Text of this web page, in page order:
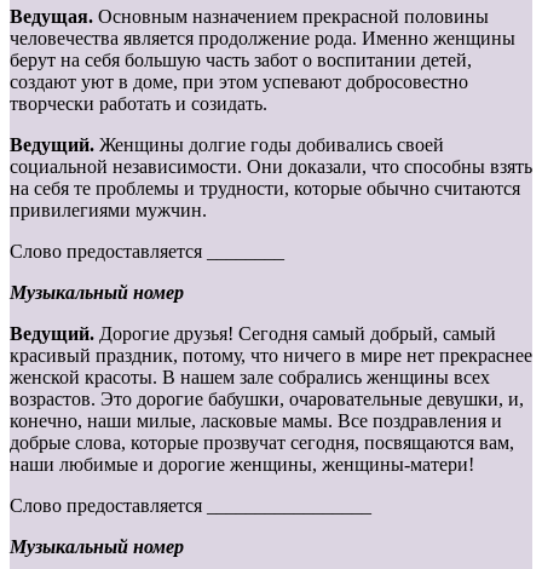
Ведущая. Основным назначением прекрасной половины
человечества является продолжение рода. Именно женщины
берут на себя большую часть забот о воспитании детей,
создают уют в доме, при этом успевают добросовестно
творчески работать и созидать.
Ведущий. Женщины долгие годы добивались своей
социальной независимости. Они доказали, что способны взять
на себя те проблемы и трудности, которые обычно считаются
привилегиями мужчин.
Слово предоставляется ________
Музыкальный номер
Ведущий. Дорогие друзья! Сегодня самый добрый, самый
красивый праздник, потому, что ничего в мире нет прекраснее
женской красоты. В нашем зале собрались женщины всех
возрастов. Это дорогие бабушки, очаровательные девушки, и,
конечно, наши милые, ласковые мамы. Все поздравления и
добрые слова, которые прозвучат сегодня, посвящаются вам,
наши любимые и дорогие женщины, женщины-матери!
Слово предоставляется _________________
Музыкальный номер